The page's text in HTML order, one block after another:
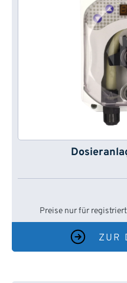
Preise nur für
ZUR